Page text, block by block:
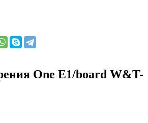
One E1/board W&T-